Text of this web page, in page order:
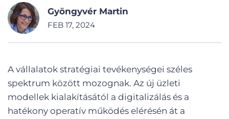
Gyöngyvér Martin
FEB 17, 2024
A vállalatok stratégiai tevékenységei széles
spektrum között mozognak. Az új üzleti
modellek kialakításától a digitalizálás és a
hatékony operatív működés elérésén át a